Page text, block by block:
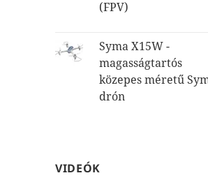
(FPV)
Syma X15W -
magasságtartós
közepes méretű
drón
VIDEÓK